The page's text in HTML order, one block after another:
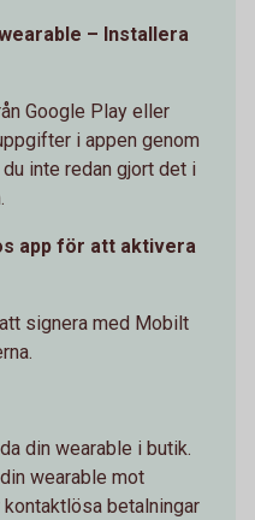
– Installera
Google Play eller
i appen genom
inte redan gjort det i
app för att aktivera
signera med Mobilt
din wearable i butik.
wearable mot
betalningar